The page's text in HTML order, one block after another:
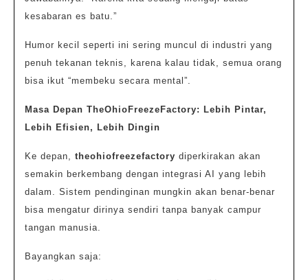
kesabaran es batu.”
Humor kecil seperti ini sering muncul di industri yang
penuh tekanan teknis, karena kalau tidak, semua orang
bisa ikut “membeku secara mental”.
Masa Depan TheOhioFreezeFactory: Lebih Pintar,
Lebih Efisien, Lebih Dingin
Ke depan, theohiofreezefactory diperkirakan akan
semakin berkembang dengan integrasi AI yang lebih
dalam. Sistem pendinginan mungkin akan benar-benar
bisa mengatur dirinya sendiri tanpa banyak campur
tangan manusia.
Bayangkan saja: